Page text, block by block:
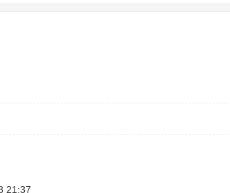
21:37